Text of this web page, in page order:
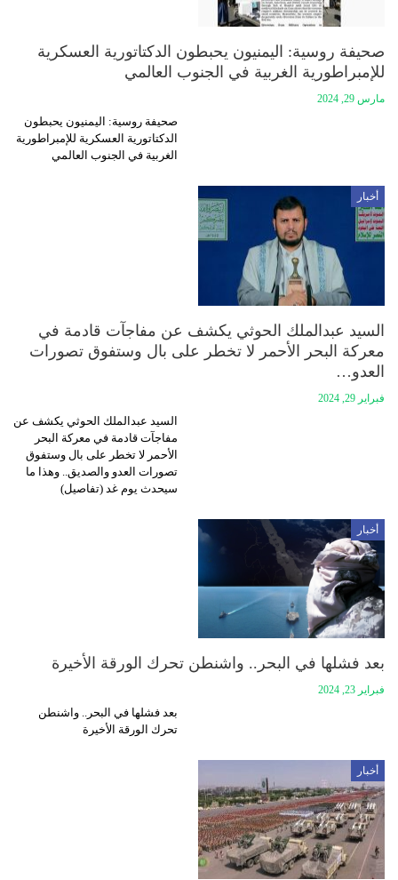
‏صحيفة روسية: اليمنيون يحبطون الدكتاتورية العسكرية
للإمبراطورية الغربية في الجنوب العالمي
مارس 29, 2024
‏صحيفة روسية: اليمنيون يحبطون
الدكتاتورية العسكرية للإمبراطورية
الغربية في الجنوب العالمي
أخبار
السيد عبدالملك الحوثي يكشف عن مفاجآت قادمة في
معركة البحر الأحمر لا تخطر على بال وستفوق تصورات
العدو…
فبراير 29, 2024
السيد عبدالملك الحوثي يكشف عن
مفاجآت قادمة في معركة البحر
الأحمر لا تخطر على بال وستفوق
تصورات العدو والصديق.. وهذا ما
سيحدث يوم غد (تفاصيل)
أخبار
بعد فشلها في البحر.. واشنطن تحرك الورقة الأخيرة
فبراير 23, 2024
بعد فشلها في البحر.. واشنطن
تحرك الورقة الأخيرة
أخبار